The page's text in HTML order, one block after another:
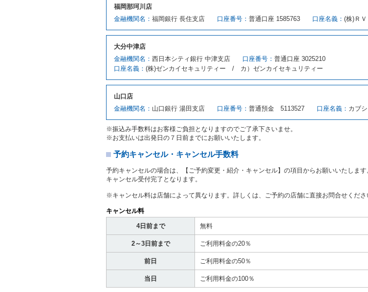
ます。ただし、貸し渡すことができるレンタカーがない場合又は借受人若しく
該当する場合を除きます。
運転者は、貸渡契約の締結にあたり、約款及び細則で運転者の義務と定められた
当社は、監督官庁の基本通達（注１）に基づき、貸渡簿(貸渡原票)及び第１３条
許の種類及び運転免許証（注２）の番号を記載し、又は運転者の運転免許証の
対し、借受人の指定する運転者（以下「運転者」といいます。）の運転免許証
注１）監督官庁の基本通達とは、国土交通省自動車交通局長通達「レンタカー
転免許証をいいます。
当社は、貸渡契約の締結にあたり、借受人及び運転者に対し、運転免許証のほ
書類の写しをとることがあります。
当社は、貸渡契約の締結にあたり、借受人に対し、クレジットカード若しくは
ることがあります。
当社は、借受人又は運転者が前3項に従わない場合は、貸渡契約の締結を拒絶す
なお、この場合の予約申込金等の扱いについては、第4条第5項を適用するものと
第８条（貸渡契約の締結の拒絶）
借受人（運転者）が次の各号のいずれかに該当するときは、貸渡契約を締結す
① 貸し渡すレンタカーの運転に必要な運転免許証を有していないとき、又は
わらず、その運転者の運転免許証の写しの提出に同意しないとき。 ② 酒気を
③ 麻薬、覚せい剤、シンナー、危険ドラッグ等による中毒症状等を呈している
④ チャイルドシートがないにもかかわらず６才未満の幼児を同乗させるとき。
⑤ 指定暴力団若しくは指定暴力団関係団体の構成員若しくは関係者又はその
き。
福岡那珂川店
金融機関名： 福岡銀行 長住支店 口座番号： 普通口座 1585763 口座名義： (株)Ｒ
大分中津店
金融機関名： 西日本シティ銀行 中津支店 口座番号： 普通口座 3025210
口座名義： (株)ゼンカイセキュリティー / カ）ゼンカイセキュリティー
山口店
金融機関名： 山口銀行 湯田支店 口座番号： 普通預金 5113527 口座名義： カブ
※振込み手数料はお客様ご負担となりますのでご了承下さいませ。
※お支払いは出発日の７日前までにお願いいたします。
予約キャンセル・キャンセル手数料
予約キャンセルの場合は、【ご予約変更・紹介・キャンセル】の項目からお願いいたしま
キャンセル受付完了となります。
※キャンセル料は店舗によって異なります。詳しくは、ご予約の店舗に直接お問合せくださ
キャンセル料
4日前まで 無料
2～3日前まで ご利用料金の20％
前日 ご利用料金の50％
当日 ご利用料金の100％